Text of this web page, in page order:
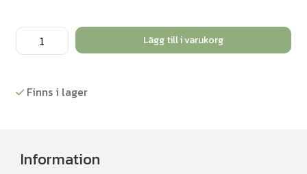
Mikroskop
monokulärt
Lägg till i varukorg
Finns i lager
Information